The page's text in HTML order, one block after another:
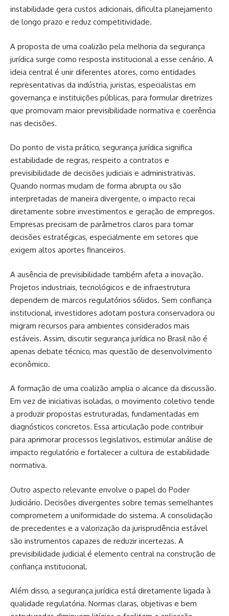
instabilidade gera custos adicionais, dificulta planejamento
de longo prazo e reduz competitividade.
A proposta de uma coalizão pela melhoria da segurança
jurídica surge como resposta institucional a esse cenário. A
ideia central é unir diferentes atores, como entidades
representativas da indústria, juristas, especialistas em
governança e instituições públicas, para formular diretrizes
que promovam maior previsibilidade normativa e coerência
nas decisões.
Do ponto de vista prático, segurança jurídica significa
estabilidade de regras, respeito a contratos e
previsibilidade de decisões judiciais e administrativas.
Quando normas mudam de forma abrupta ou são
interpretadas de maneira divergente, o impacto recai
diretamente sobre investimentos e geração de empregos.
Empresas precisam de parâmetros claros para tomar
decisões estratégicas, especialmente em setores que
exigem altos aportes financeiros.
A ausência de previsibilidade também afeta a inovação.
Projetos industriais, tecnológicos e de infraestrutura
dependem de marcos regulatórios sólidos. Sem confiança
institucional, investidores adotam postura conservadora ou
migram recursos para ambientes considerados mais
estáveis. Assim, discutir segurança jurídica no Brasil não é
apenas debate técnico, mas questão de desenvolvimento
econômico.
A formação de uma coalizão amplia o alcance da discussão.
Em vez de iniciativas isoladas, o movimento coletivo tende
a produzir propostas estruturadas, fundamentadas em
diagnósticos concretos. Essa articulação pode contribuir
para aprimorar processos legislativos, estimular análise de
impacto regulatório e fortalecer a cultura de estabilidade
normativa.
Outro aspecto relevante envolve o papel do Poder
Judiciário. Decisões divergentes sobre temas semelhantes
comprometem a uniformidade do sistema. A consolidação
de precedentes e a valorização da jurisprudência estável
são instrumentos capazes de reduzir incertezas. A
previsibilidade judicial é elemento central na construção de
confiança institucional.
Além disso, a segurança jurídica está diretamente ligada à
qualidade regulatória. Normas claras, objetivas e bem